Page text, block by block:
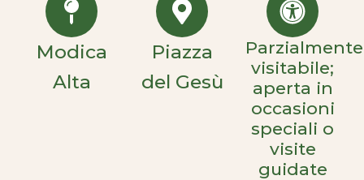
Modica
Alta
Piazza
del Gesù
Parzialmente
visitabile;
aperta in
occasioni
speciali o
visite
guidate